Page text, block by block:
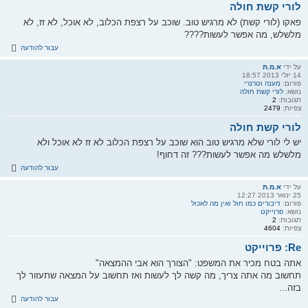
לורי קשת חולה
פאקו (לורי קשת) לא מרגיש טוב. שוכב על רצפת הכלוב, לא אוכל, לא זז, לא
מלשלש, מה אפשר לעשות????
עבור להודעה
על ידי א.מ.ת
14 יולי 2013 18:57
פורום: מענה וטרנרי
נושא: לורי קשת חולה
תגובות: 2
צפיות: 2479
לורי קשת חולה
יש לי לורי שלא מרגיש טוב הוא שוכב על רצפת הכלוב לא זז לא אוכל ולא
מלשלש מה אפשר לעשות??? זה דחוף!
עבור להודעה
על ידי א.מ.ת
25 ינואר 2013 12:27
פורום: דיבורים כמו חול ואין מה לאכול
נושא: פרוייקט
תגובות: 2
צפיות: 4604
Re: פרוייקט
אתה בטח מכיר את המשפט: "הצורך הוא אבי ההמצאה"
תחשוב מה אתה צריך, מה קשה לך לעשות ואז תחשוב על המצאה שתעזור לך
בזה...
עבור להודעה